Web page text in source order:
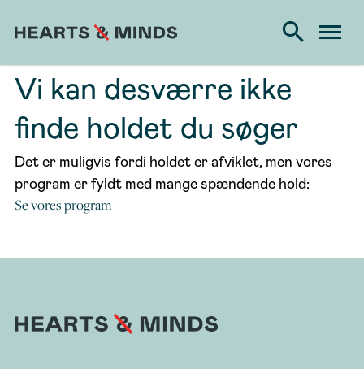
Vi kan desværre ikke
finde holdet du søger
Det er muligvis fordi holdet er afviklet, men vores
program er fyldt med mange spændende hold:
Se vores program